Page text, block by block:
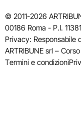
© 2011-2026
00186 Roma - P.I.
Privacy: Responsabile
ARTRIBUNE srl –
Termini e condizioni